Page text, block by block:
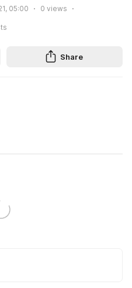
05:00 0 views
Share